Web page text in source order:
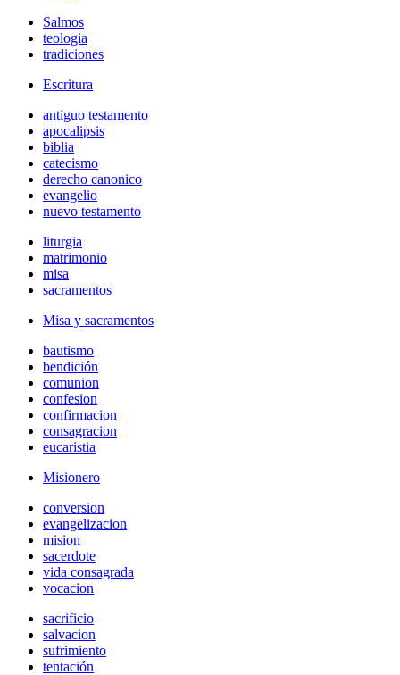
Salmos
teologia
tradiciones
Escritura
antiguo testamento
apocalipsis
biblia
catecismo
derecho canonico
evangelio
nuevo testamento
liturgia
matrimonio
misa
sacramentos
Misa y sacramentos
bautismo
bendición
comunion
confesion
confirmacion
consagracion
eucaristia
Misionero
conversion
evangelizacion
mision
sacerdote
vida consagrada
vocacion
sacrificio
salvacion
sufrimiento
tentación